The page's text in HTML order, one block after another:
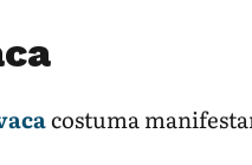
costuma